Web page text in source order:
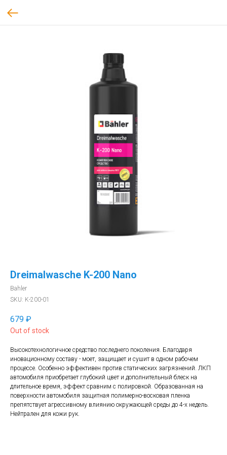
Dreimalwasche K-200 Nano
Bahler
SKU: K-200-01
679 ₽
Out of stock
Высокотехнологичное средство последнего поколения. Благодаря
иновационному составу - моет, защищает и сушит в одном рабочем
процессе. Особенно эффективен против статических загрязнений. ЛКП
автомобиля приобретает глубокий цвет и дополнительный блеск на
длительное время, эффект сравним с полировкой. Образованная на
поверхности автомобиля защитная полимерно-восковая пленка
препятствует агрессивному влиянию окружающей среды до 4-х недель.
Нейтрален для кожи рук.